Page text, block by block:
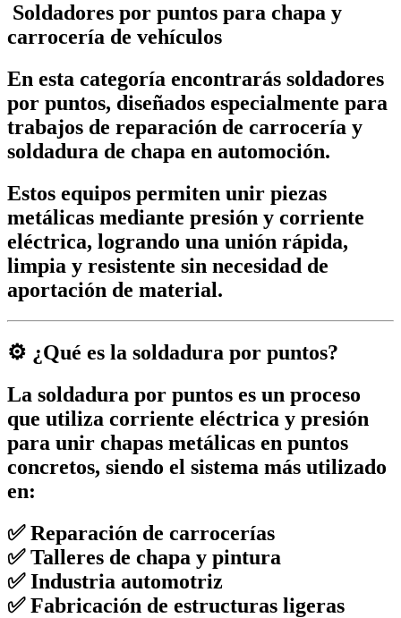
Soldadores por puntos para chapa y
carrocería de vehículos
En esta categoría encontrarás soldadores
por puntos, diseñados especialmente para
trabajos de reparación de carrocería y
soldadura de chapa en automoción.
Estos equipos permiten unir piezas
metálicas mediante presión y corriente
eléctrica, logrando una unión rápida,
limpia y resistente sin necesidad de
aportación de material.
⚙️ ¿Qué es la soldadura por puntos?
La soldadura por puntos es un proceso
que utiliza corriente eléctrica y presión
para unir chapas metálicas en puntos
concretos, siendo el sistema más utilizado
en:
✅ Reparación de carrocerías
✅ Talleres de chapa y pintura
✅ Industria automotriz
✅ Fabricación de estructuras ligeras